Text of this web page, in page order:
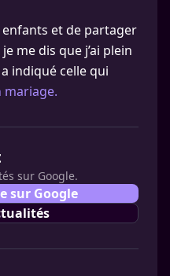
enfants et de partager
me dis que j’ai plein
indiqué celle qui
mariage.
sur Google.
sur Google